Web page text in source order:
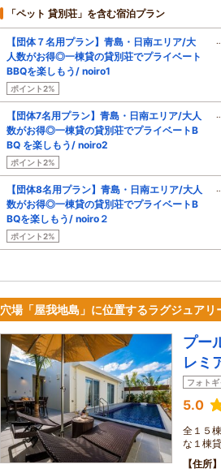
「ペット 貸別荘」を含む宿泊プラン
【団体７名用プラン】青島・日南エリア/大
人数がお得◎一棟貸の貸別荘でプライベート
BBQを楽しもう/ noiro1
ポイント2%
【団体7名用プラン】青島・日南エリア/大人
数がお得◎一棟貸の貸別荘でプライベートB
BQ を楽しもう/ noiro2
ポイント2%
【団体8名用プラン】青島・日南エリア/大人
数がお得◎一棟貸の貸別荘でプライベートB
BQを楽しもう/ noiro２
ポイント2%
穴場「屋我地島」に位置するラグジュアリ
プー
レミ
フォト
5.0
全１５
な１棟
住所